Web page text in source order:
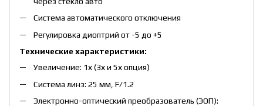
Система автоматического отключения
Регулировка диоптрий от -5 до +5
Технические характеристики:
Увеличение: 1х (3х и 5х опция)
Система линз: 25 мм, F/1.2
Электронно-оптический преобразователь (ЭОП):